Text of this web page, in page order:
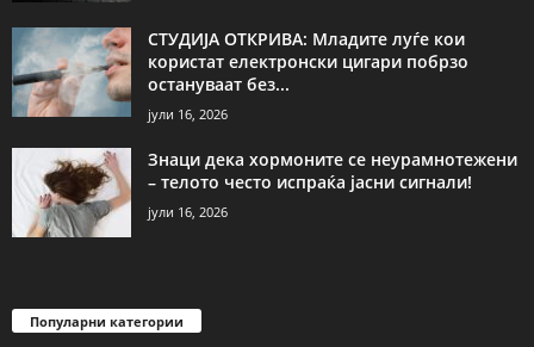
СТУДИЈА ОТКРИВА: Младите луѓе кои
користат електронски цигари побрзо
остануваат без...
јули 16, 2026
Знаци дека хормоните се неурамнотежени
– телото често испраќа јасни сигнали!
јули 16, 2026
Популарни категории